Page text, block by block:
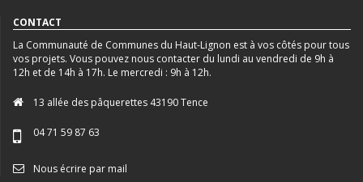
CONTACT
La Communauté de Communes du Haut-Lignon est à vos côtés pour tous
vos projets. Vous pouvez nous contacter du lundi au vendredi de 9h à
12h et de 14h à 17h. Le mercredi : 9h à 12h.
13 allée des pâquerettes 43190 Tence
04 71 59 87 63
Nous écrire par mail